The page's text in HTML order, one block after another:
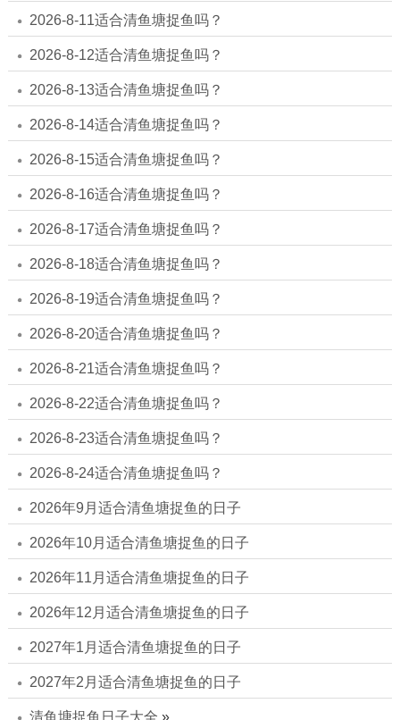
2026-8-11适合清鱼塘捉鱼吗？
2026-8-12适合清鱼塘捉鱼吗？
2026-8-13适合清鱼塘捉鱼吗？
2026-8-14适合清鱼塘捉鱼吗？
2026-8-15适合清鱼塘捉鱼吗？
2026-8-16适合清鱼塘捉鱼吗？
2026-8-17适合清鱼塘捉鱼吗？
2026-8-18适合清鱼塘捉鱼吗？
2026-8-19适合清鱼塘捉鱼吗？
2026-8-20适合清鱼塘捉鱼吗？
2026-8-21适合清鱼塘捉鱼吗？
2026-8-22适合清鱼塘捉鱼吗？
2026-8-23适合清鱼塘捉鱼吗？
2026-8-24适合清鱼塘捉鱼吗？
2026年9月适合清鱼塘捉鱼的日子
2026年10月适合清鱼塘捉鱼的日子
2026年11月适合清鱼塘捉鱼的日子
2026年12月适合清鱼塘捉鱼的日子
2027年1月适合清鱼塘捉鱼的日子
2027年2月适合清鱼塘捉鱼的日子